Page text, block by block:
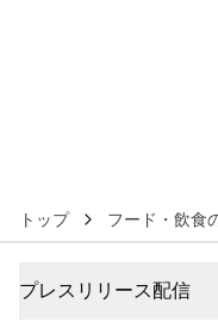
トップ フード・飲食
プレスリリース配信